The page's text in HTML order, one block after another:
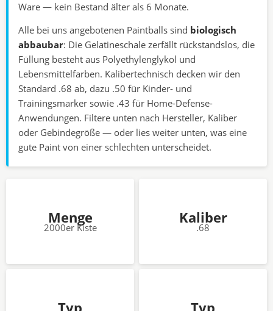
Ware — kein Bestand älter als 6 Monate.
Alle bei uns angebotenen Paintballs sind biologisch
abbaubar: Die Gelatineschale zerfällt rückstandslos, die
Füllung besteht aus Polyethylenglykol und
Lebensmittelfarben. Kalibertechnisch decken wir den
Standard .68 ab, dazu .50 für Kinder- und
Trainingsmarker sowie .43 für Home-Defense-
Anwendungen. Filtere unten nach Hersteller, Kaliber
oder Gebindegröße — oder lies weiter unten, was eine
gute Paint von einer schlechten unterscheidet.
Menge
2000er Kiste
Kaliber
.68